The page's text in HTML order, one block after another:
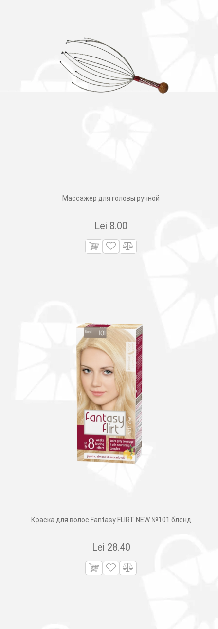
Массажер для головы ручной
Lei 8.00
Краска для волос Fantasy FLIRT NEW №101 блонд
Lei 28.40